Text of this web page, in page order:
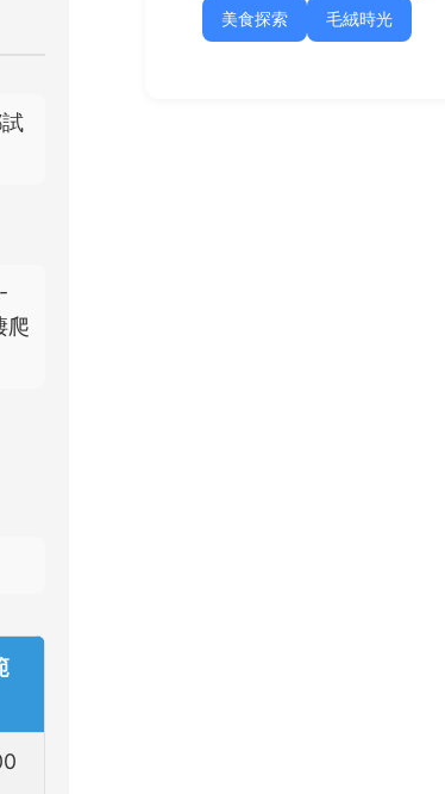
爬
美食探索 毛絨時光